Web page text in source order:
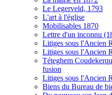
Le Legerveld, 1793
L'art à l'église
Mobilisables 1870
Lettre d'un inconnu
Litiges sous l'Ancien
Litiges sous l'Ancien
Téteghem
fusion
Litiges sous l'Ancien
Biens du Bureau de